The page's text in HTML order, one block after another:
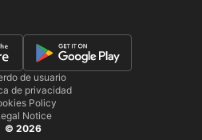
de usuario
de privacidad
Policy
Notice
© 2026